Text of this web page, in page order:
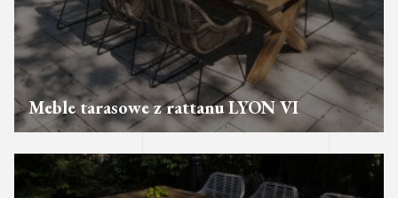
Meble tarasowe z rattanu LYON VI